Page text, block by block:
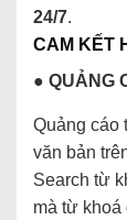
24/7.
CAM KẾT
● QUẢNG
Quảng cáo
văn bản
Search từ
mà từ khoá